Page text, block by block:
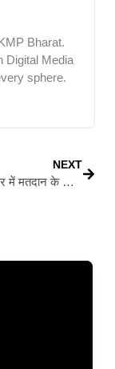
Bharat.
Digital Media
sphere.
NEXT
Munger: भंडार में मतदान के दौरान बवाल : चुनाव चिन्ह वाला गमछा पहनने को लेकर जवानों और मतदाताओं में झड़प, पथराव से मचा हड़कंप